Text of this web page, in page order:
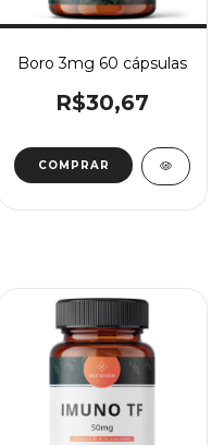
Boro 3mg 60 cápsulas
R$30,67